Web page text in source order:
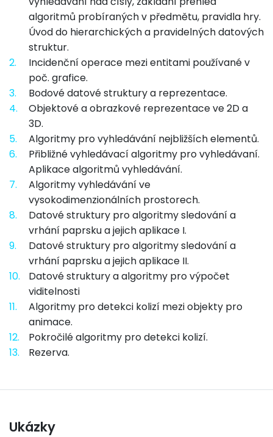
algoritmů probíraných v předmětu, pravidla hry.
Úvod do hierarchických a pravidelných datových
struktur.
2.
Incidenční operace mezi entitami používané v
poč. grafice.
3.
Bodové datové struktury a reprezentace.
4.
Objektové a obrazkové reprezentace ve 2D a
3D.
5.
Algoritmy pro vyhledávání nejbližších elementů.
6.
Přibližné vyhledávací algoritmy pro vyhledávaní.
Aplikace algoritmů vyhledávání.
7.
Algoritmy vyhledávání ve
vysokodimenzionálních prostorech.
8.
Datové struktury pro algoritmy sledování a
vrhání paprsku a jejich aplikace I.
9.
Datové struktury pro algoritmy sledování a
vrhání paprsku a jejich aplikace II.
10.
Datové struktury a algoritmy pro výpočet
viditelnosti
11.
Algoritmy pro detekci kolizí mezi objekty pro
animace.
12.
Pokročilé algoritmy pro detekci kolizí.
13.
Rezerva.
Ukázky